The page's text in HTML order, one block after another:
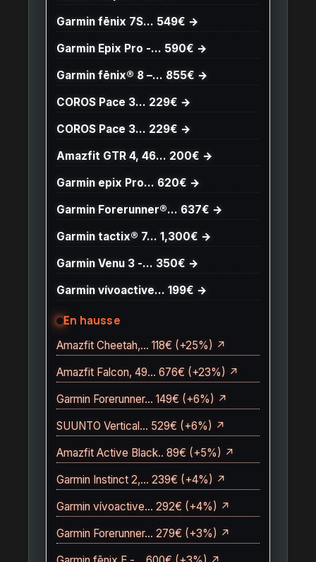
Garmin fēnix 7S… 549€ →
Garmin Epix Pro -… 590€ →
Garmin fēnix® 8 –… 855€ →
COROS Pace 3… 229€ →
COROS Pace 3… 229€ →
Amazfit GTR 4, 46… 200€ →
Garmin epix Pro… 620€ →
Garmin Forerunner®… 637€ →
Garmin tactix® 7… 1,300€ →
Garmin Venu 3 -… 350€ →
Garmin vívoactive… 199€ →
En hausse
Amazfit Cheetah,… 118€ (+25%) ↗
Amazfit Falcon, 49… 676€ (+23%) ↗
Garmin Forerunner… 149€ (+6%) ↗
SUUNTO Vertical… 529€ (+6%) ↗
Amazfit Active Black.. 89€ (+5%) ↗
Garmin Instinct 2,… 239€ (+4%) ↗
Garmin vívoactive… 292€ (+4%) ↗
Garmin Forerunner… 279€ (+3%) ↗